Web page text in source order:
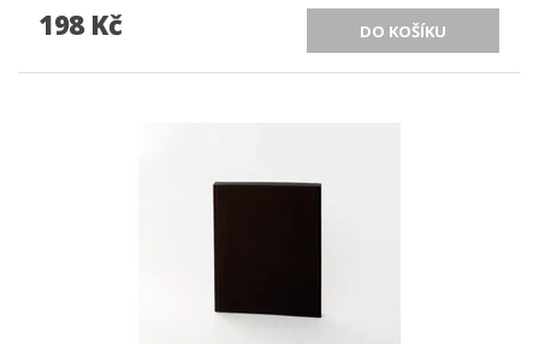
198 Kč